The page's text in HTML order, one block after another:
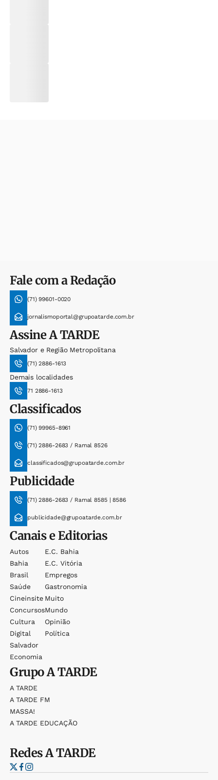
Fale com a Redação
(71) 99601-0020
jornalismoportal@grupoatarde.com.br
AssineA TARDE
Salvador e Região Metropolitana
(71) 2886-1613
Demais localidades
71 2886-1613
Classificados
(71) 99965-8961
(71) 2886-2683 / Ramal 8526
classificados@grupoatarde.com.br
Publicidade
(71) 2886-2683 / Ramal 8585 | 8586
publicidade@grupoatarde.com.br
Canais e Editorias
Autos
Bahia
Brasil
Saúde
Cineinsite
Concursos
Cultura
Digital
Salvador
Economia
E.c. Bahia
E.c. Vitória
Empregos
Gastronomia
Muito
Mundo
Opinião
Política
GrupoA TARDE
A TARDE
A TARDE FM
MASSA!
A TARDE EDUCAÇÃO
RedesA TARDE